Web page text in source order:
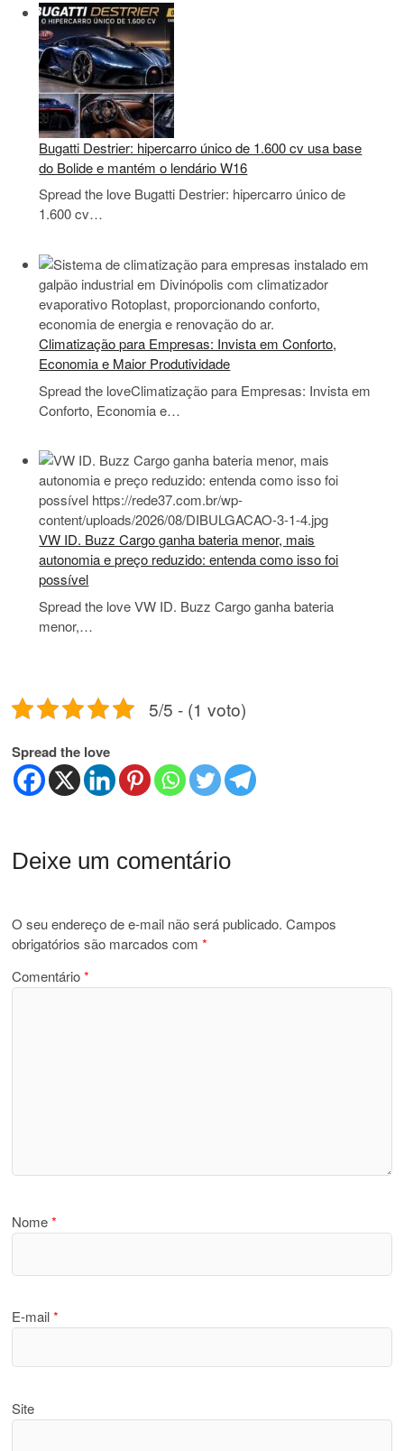
Bugatti Destrier: hipercarro único de 1.600 cv usa base
do Bolide e mantém o lendário W16
Spread the love Bugatti Destrier: hipercarro único de
1.600 cv…
Climatização para Empresas: Invista em Conforto,
Economia e Maior Produtividade
Spread the loveClimatização para Empresas: Invista em
Conforto, Economia e…
VW ID. Buzz Cargo ganha bateria menor, mais
autonomia e preço reduzido: entenda como isso foi
possível
Spread the love VW ID. Buzz Cargo ganha bateria
menor,…
5/5 - (1 voto)
Spread the love
Deixe um comentário
O seu endereço de e-mail não será publicado. Campos
obrigatórios são marcados com*
Comentário*
Nome*
E-mail*
Site